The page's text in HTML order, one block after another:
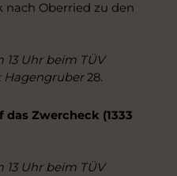
Oberried zu den
Uhr beim TÜV
Hagengruber28.
Zwercheck (1333
Uhr beim TÜV